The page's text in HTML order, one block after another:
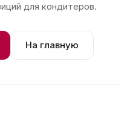
для кондитеров.
На главную